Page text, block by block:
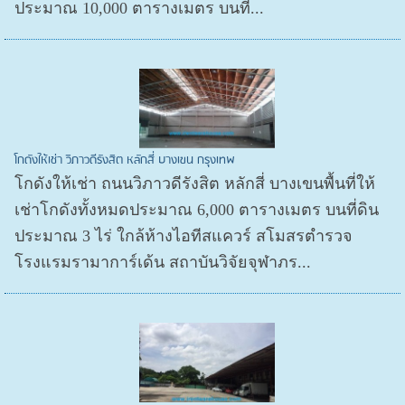
ประมาณ 10,000 ตารางเมตร บนที่...
โกดังให้เช่า วิภาวดีรังสิต หลักสี่ บางเขน กรุงเทพ
โกดังให้เช่า ถนนวิภาวดีรังสิต หลักสี่ บางเขนพื้นที่ให้
เช่าโกดังทั้งหมดประมาณ 6,000 ตารางเมตร บนที่ดิน
ประมาณ 3 ไร่ ใกล้ห้างไอทีสแควร์ สโมสรตำรวจ
โรงแรมรามาการ์เด้น สถาบันวิจัยจุฬาภร...